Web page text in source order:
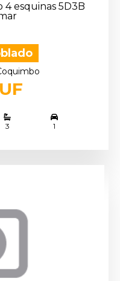
esquinas 5D3B
3 1